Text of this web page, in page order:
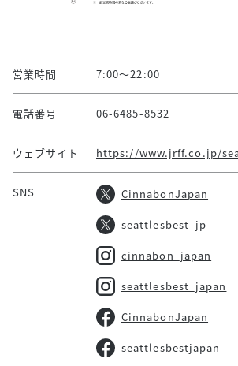
営業時間 7:00～22:00
電話番号 06-6485-8532
ウェブサイト https://www.jrff.co.jp/
SNS CinnabonJapan
seattlesbest_jp
cinnabon_japan
seattlesbest_japan
CinnabonJapan
seattlesbestjapan